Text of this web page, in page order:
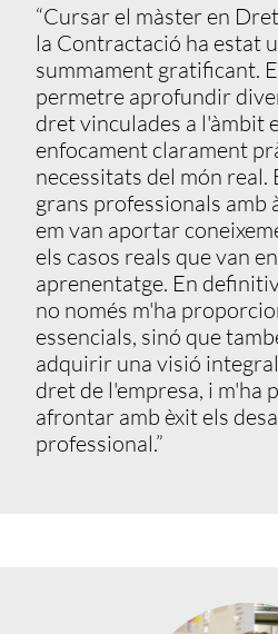
“Cursar el màster en
la Contractació ha estat
summament gratificant.
permetre aprofundir
dret vinculades a l'àmbit
enfocament clarament
necessitats del món real.
grans professionals amb
em van aportar
els casos reals que van
aprenentatge. En
no només m'ha
essencials, sinó que
adquirir una visió
dret de l'empresa, i m'ha
afrontar amb èxit els
professional.”